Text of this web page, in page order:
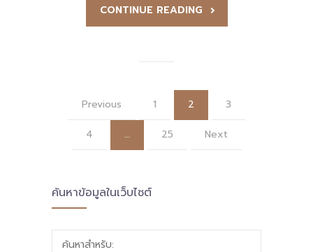
CONTINUE READING
Previous 1 2 3
4 … 25 Next
ค้นหาข้อมูลในเว็บไซต์
ค้นหาสำหรับ: